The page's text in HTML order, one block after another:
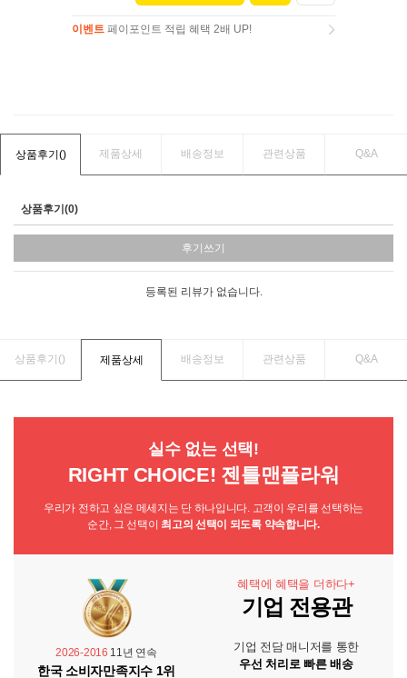
이벤트 페이포인트 적립 혜택 2배 UP!
상품후기() 제품상세 배송정보 관련상품 Q&A
상품후기(0)
후기쓰기
등록된 리뷰가 없습니다.
상품후기() 제품상세 배송정보 관련상품 Q&A
실수 없는 선택!
RIGHT CHOICE! 젠틀맨플라워
우리가 전하고 싶은 메세지는 단 하나입니다. 고객이 우리를 선택하는
순간, 그 선택이 최고의 선택이 되도록 약속합니다.
2026-2016 11년 연속
한국 소비자만족지수 1위
혜택에 혜택을 더하다+
기업 전용관
기업 전담 매니저를 통한
우선 처리로 빠른 배송